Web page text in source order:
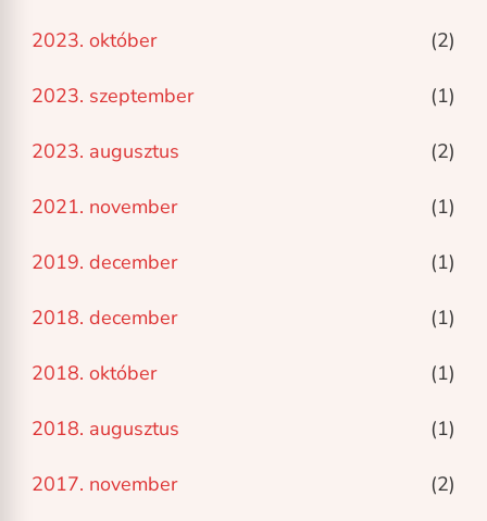
2023. október (2)
2023. szeptember (1)
2023. augusztus (2)
2021. november (1)
2019. december (1)
2018. december (1)
2018. október (1)
2018. augusztus (1)
2017. november (2)